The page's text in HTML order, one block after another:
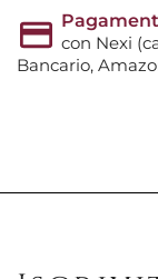
con Nexi
Bancario,